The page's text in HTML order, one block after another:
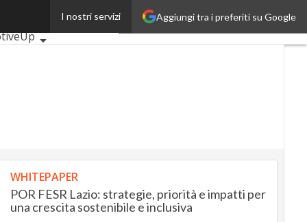
Aggiungi tra i preferiti su Google
I nostri servizi
WHITEPAPER
POR FESR Lazio: strategie, priorità e impatti per
una crescita sostenibile e inclusiva